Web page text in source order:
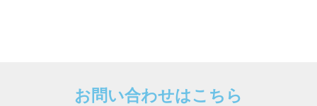
お問い合わせはこちら